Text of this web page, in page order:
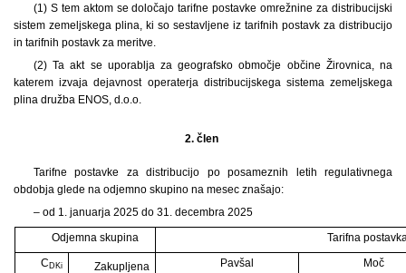
(1) S tem aktom se določajo tarifne postavke omrežnine za distribucijski
sistem zemeljskega plina, ki so sestavljene iz tarifnih postavk za distribucijo
in tarifnih postavk za meritve.
(2) Ta akt se uporablja za geografsko območje občine Žirovnica, na
katerem izvaja dejavnost operaterja distribucijskega sistema zemeljskega
plina družba ENOS, d.o.o.
2. člen
Tarifne postavke za distribucijo po posameznih letih regulativnega
obdobja glede na odjemno skupino na mesec znašajo:
– od 1. januarja 2025 do 31. decembra 2025
Odjemna skupina
Tarifna
C DKi
Zakupljena
Pavšal
Moč